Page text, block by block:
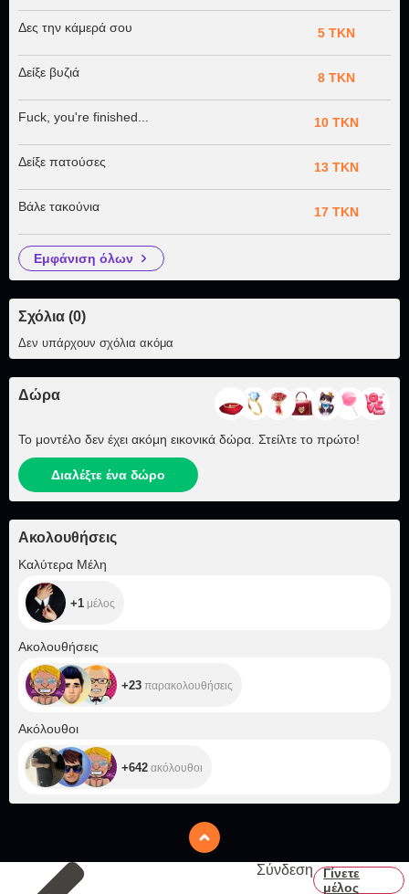
Δες την κάμερά σου 5 TKN
Δείξε βυζιά 8 TKN
Fuck, you're finished... 10 TKN
Δείξε πατούσες 13 TKN
Βάλε τακούνια 17 TKN
εμφάνιση όλων
Σχόλια (0)
Δεν υπάρχουν σχόλια ακόμα
Δώρα
Το μοντέλο δεν έχει ακόμη εικονικά δώρα. Στείλτε το πρώτο!
Διαλέξτε ένα δώρο
Ακολουθήσεις
Καλύτερα Μέλη
+1
+1 μέλος
Ακολουθήσεις
+23 παρακολουθήσεις
Ακόλουθοι
+642 ακόλουθοι
Σύνδεση
Γίνετε
μέλος